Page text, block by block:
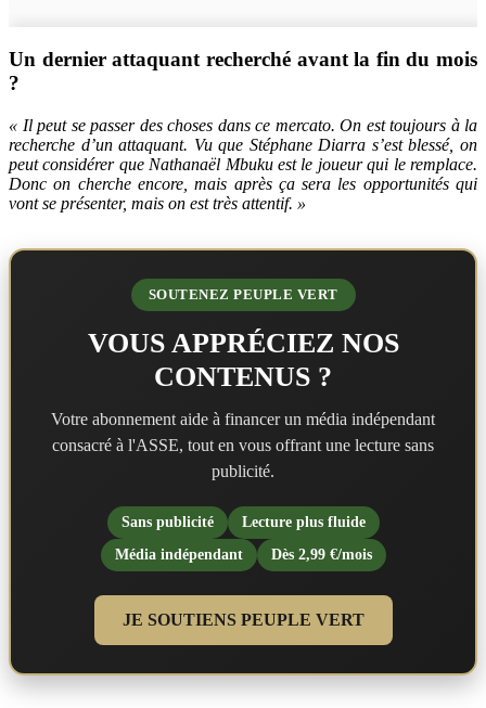
Un dernier attaquant recherché avant la fin du mois
?
« Il peut se passer des choses dans ce mercato. On est toujours à la
recherche d’un attaquant. Vu que Stéphane Diarra s’est blessé, on
peut considérer que Nathanaël Mbuku est le joueur qui le remplace.
Donc on cherche encore, mais après ça sera les opportunités qui
vont se présenter, mais on est très attentif. »
SOUTENEZ PEUPLE VERT
VOUS APPRÉCIEZ NOS
CONTENUS ?
Votre abonnement aide à financer un média indépendant
consacré à l'ASSE, tout en vous offrant une lecture sans
publicité.
Sans publicité
Lecture plus fluide
Média indépendant
Dès 2,99 €/mois
JE SOUTIENS PEUPLE VERT